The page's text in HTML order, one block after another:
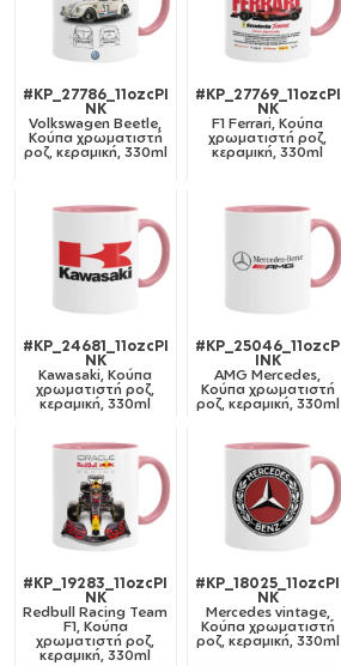
#KP_27786_11ozcPI
NK
Volkswagen Beetle,
Κούπα χρωματιστή
ροζ, κεραμική, 330ml
#KP_27769_11ozcPI
NK
F1 Ferrari, Κούπα
χρωματιστή ροζ,
κεραμική, 330ml
#KP_24681_11ozcPI
NK
Kawasaki, Κούπα
χρωματιστή ροζ,
κεραμική, 330ml
#KP_25046_11ozcP
INK
AMG Mercedes,
Κούπα χρωματιστή
ροζ, κεραμική, 330ml
#KP_19283_11ozcPI
NK
Redbull Racing Team
F1, Κούπα
χρωματιστή ροζ,
κεραμική, 330ml
#KP_18025_11ozcPI
NK
Mercedes vintage,
Κούπα χρωματιστή
ροζ, κεραμική, 330ml